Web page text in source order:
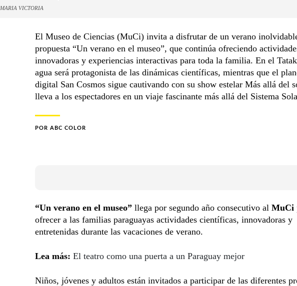
MARIA VICTORIA
El Museo de Ciencias (MuCi) invita a disfrutar de un verano
propuesta “Un verano en el museo”, que continúa ofreciendo
innovadoras y experiencias interactivas para toda la familia. En el
agua será protagonista de las dinámicas científicas, mientras que el
digital San Cosmos sigue cautivando con su show estelar Más allá del
lleva a los espectadores en un viaje fascinante más allá del Sistema
POR ABC COLOR
“Un verano en el museo” llega por segundo año consecutivo al MuCi
ofrecer a las familias paraguayas actividades científicas, innovadoras y
entretenidas durante las vacaciones de verano.
Lea más: El teatro como una puerta a un Paraguay mejor
Niños, jóvenes y adultos están invitados a participar de las diferentes